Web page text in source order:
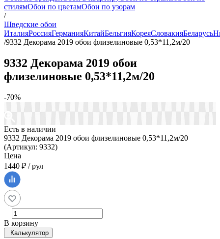
стилямОбои по цветамОбои по узорам
/
Шведские обои
ИталияРоссияГерманияКитайБельгияКореяСловакияБеларусь
/9332 Декорама 2019 обои флизелиновые 0,53*11,2м/20
9332 Декорама 2019 обои
флизелиновые 0,53*11,2м/20
-70%
Есть в наличии
9332 Декорама 2019 обои флизелиновые 0,53*11,2м/20
(Артикул: 9332)
Цена
1440 ₽ / рул
В корзину
Калькулятор